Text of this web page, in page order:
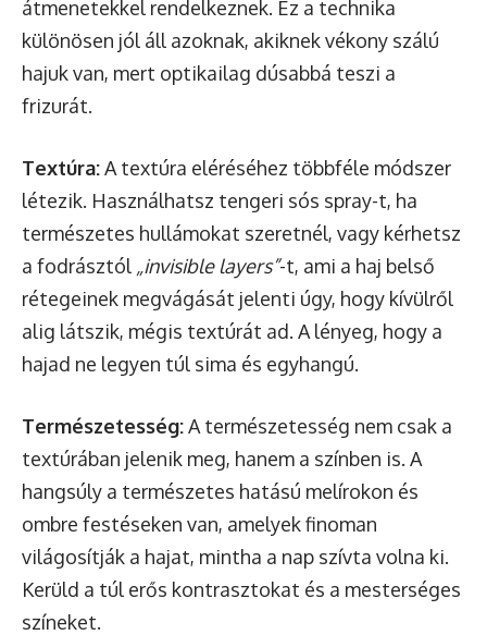
átmenetekkel rendelkeznek. Ez a technika
különösen jól áll azoknak, akiknek vékony szálú
hajuk van, mert optikailag dúsabbá teszi a
frizurát.
Textúra:A textúra eléréséhez többféle módszer
létezik. Használhatsz tengeri sós spray-t, ha
természetes hullámokat szeretnél, vagy kérhetsz
a fodrásztól „invisible layers”-t, ami a haj belső
rétegeinek megvágását jelenti úgy, hogy kívülről
alig látszik, mégis textúrát ad. A lényeg, hogy a
hajad ne legyen túl sima és egyhangú.
Természetesség:A természetesség nem csak a
textúrában jelenik meg, hanem a színben is. A
hangsúly a természetes hatású melírokon és
ombre festéseken van, amelyek finoman
világosítják a hajat, mintha a nap szívta volna ki.
Kerüld a túl erős kontrasztokat és a mesterséges
színeket.